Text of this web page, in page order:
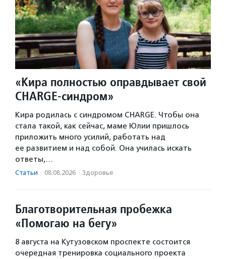
«Кира полностью оправдывает свой
CHARGE-синдром»
Кира родилась с синдромом CHARGE. Чтобы она
стала такой, как сейчас, маме Юлии пришлось
приложить много усилий, работать над
ее развитием и над собой. Она училась искать
ответы,…
Статьи · 08.08.2026 · Здоровье
Благотворительная пробежка
«Помогаю на бегу»
8 августа на Кутузовском проспекте состоится
очередная тренировка социального проекта